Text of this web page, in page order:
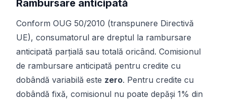
Rambursare anticipată
Conform OUG 50/2010 (transpunere Directivă
UE), consumatorul are dreptul la rambursare
anticipată parțială sau totală oricând. Comisionul
de rambursare anticipată pentru credite cu
dobândă variabilă este zero. Pentru credite cu
dobândă fixă, comisionul nu poate depăși 1% din